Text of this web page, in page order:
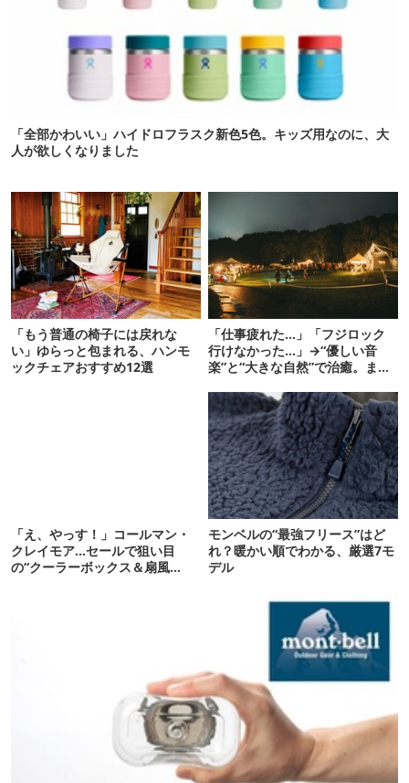
「全部かわいい」ハイドロフラスク新色5色。キッズ用なのに、大
人が欲しくなりました
「もう普通の椅子には戻れな
い」ゆらっと包まれる、ハンモ
ックチェアおすすめ12選
「仕事疲れた…」「フジロック
行けなかった…」→“優しい音
楽”と“大きな自然”で治癒。まだ
「え、やっす！」コールマン・
クレイモア…セールで狙い目
の“クーラーボックス＆扇風
モンベルの“最強フリース”はど
れ？暖かい順でわかる、厳選7モ
デル